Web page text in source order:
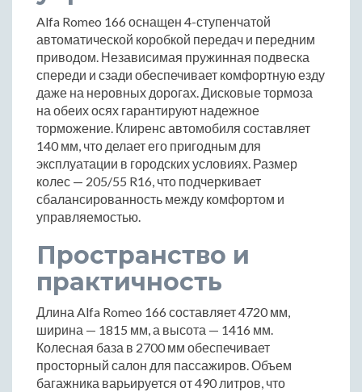
Alfa Romeo 166 оснащен 4-ступенчатой
автоматической коробкой передач и передним
приводом. Независимая пружинная подвеска
спереди и сзади обеспечивает комфортную езду
даже на неровных дорогах. Дисковые тормоза
на обеих осях гарантируют надежное
торможение. Клиренс автомобиля составляет
140 мм, что делает его пригодным для
эксплуатации в городских условиях. Размер
колес — 205/55 R16, что подчеркивает
сбалансированность между комфортом и
управляемостью.
Пространство и
практичность
Длина Alfa Romeo 166 составляет 4720 мм,
ширина — 1815 мм, а высота — 1416 мм.
Колесная база в 2700 мм обеспечивает
просторный салон для пассажиров. Объем
багажника варьируется от 490 литров, что